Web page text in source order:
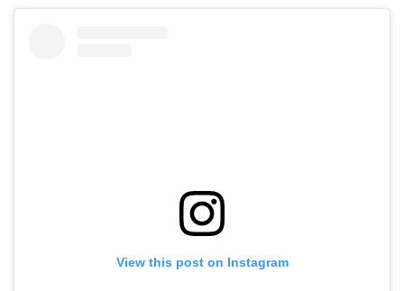
View this post on Instagram